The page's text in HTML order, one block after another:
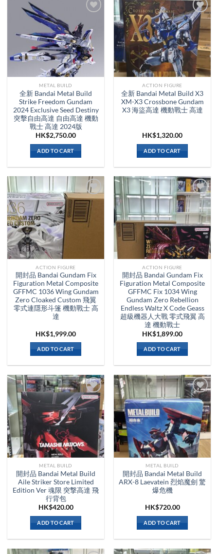
METAL BUILD
全新 Bandai Metal Build
Strike Freedom Gundam
2024 Exclusive Seed Destiny
突擊自由高達 自由高達 機動
戰士 高達 2024版
HK$2,750.00
ADD TO CART
ACTION FIGURE
全新 Bandai Metal Build X3
XM-X3 Crossbone Gundam
X3 海盜高達 機動戰士 高達
HK$1,320.00
ADD TO CART
ACTION FIGURE
開封品 Bandai Gundam Fix
Figuration Metal Composite
GFFMC 1036 Wing Gundam
Zero Cloaked Custom 飛翼
零式連隱形斗篷 機動戰士 高
達
HK$1,999.00
ADD TO CART
ACTION FIGURE
開封品 Bandai Gundam Fix
Figuration Metal Composite
GFFMC Fix 1034 Wing
Gundam Zero Rebellion
Endless Waltz X Code Geass
超級機器人大戰 零式飛翼 高
達 機動戰士
HK$1,899.00
ADD TO CART
METAL BUILD
開封品 Bandai Metal Build
Aile Striker Store Limited
Edition Ver 魂限 突撃高達 飛
行背包
HK$420.00
ADD TO CART
METAL BUILD
開封品 Bandai Metal Build
ARX-8 Laevatein 烈焰魔劍 驚
爆危機
HK$720.00
ADD TO CART